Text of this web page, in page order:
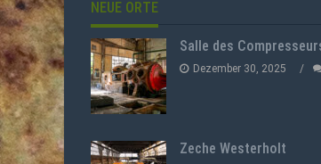
NEUE ORTE
Salle des
Dezember 30, 2025
Zeche Westerholt